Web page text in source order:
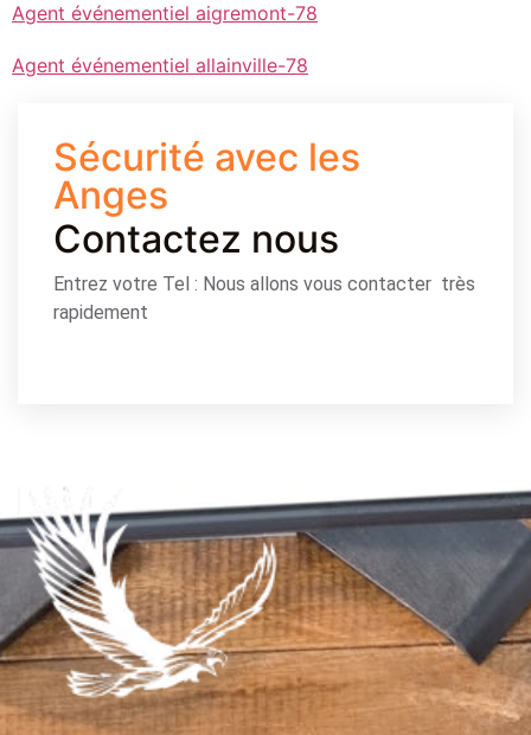
Agent événementiel aigremont-78
Agent événementiel allainville-78
Sécurité avec les
Anges
Contactez nous
Entrez votre Tel : Nous allons vous contacter très
rapidement